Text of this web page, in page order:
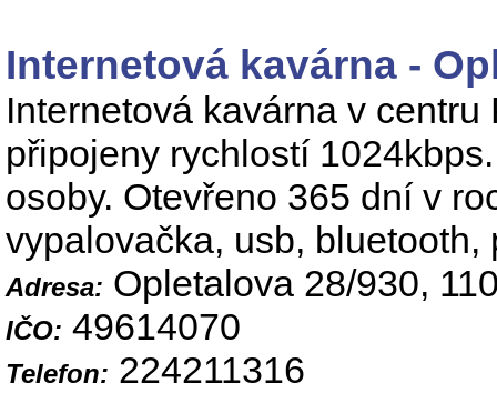
Internetová kavárna -
Internetová kavárna v
připojeny rychlostí
osoby. Otevřeno 365 dní v
vypalovačka, usb,
Adresa: Opletalova 28/930,
IČO: 49614070
Telefon: 224211316